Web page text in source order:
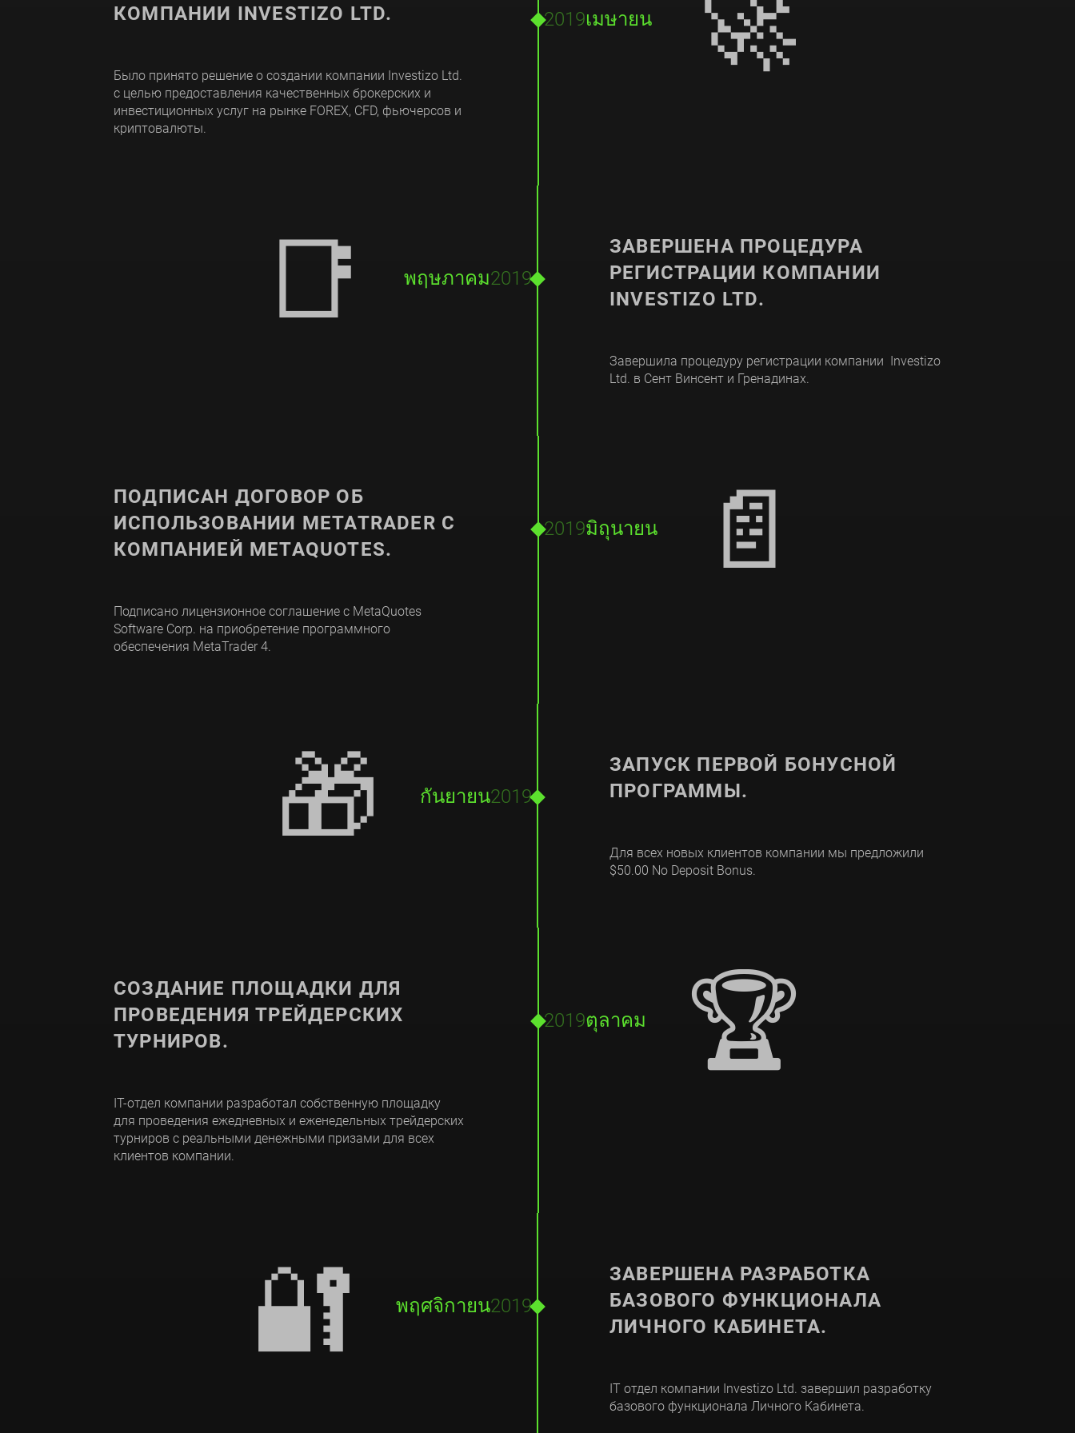
КОМПАНИИ INVESTIZO LTD.
Было принято решение о создании компании Investizo Ltd.
с целью предоставления качественных брокерских и
инвестиционных услуг на рынке FOREX, CFD, фьючерсов и
криптовалюты.
เมษายน
2019
ЗАВЕРШЕНА ПРОЦЕДУРА
РЕГИСТРАЦИИ КОМПАНИИ
INVESTIZO LTD.
Завершила процедуру регистрации компании Investizo
Ltd. в Сент Винсент и Гренадинах.
พฤษภาคม2019
📑
ПОДПИСАН ДОГОВОР ОБ
ИСПОЛЬЗОВАНИИ METATRADER С
КОМПАНИЕЙ METAQUOTES.
Подписано лицензионное соглашение с MetaQuotes
Software Corp. на приобретение программного
обеспечения MetaTrader 4.
มิถุนายน
2019 📄
ЗАПУСК ПЕРВОЙ БОНУСНОЙ
ПРОГРАММЫ.
Для всех новых клиентов компании мы предложили
$50.00 No Deposit Bonus.
กันยายน2019
🎁
СОЗДАНИЕ ПЛОЩАДКИ ДЛЯ
ПРОВЕДЕНИЯ ТРЕЙДЕРСКИХ
ТУРНИРОВ.
IT-отдел компании разработал собственную площадку
для проведения ежедневных и еженедельных трейдерских
турниров с реальными денежными призами для всех
клиентов компании.
ตุลาคม
2019 🏆
ЗАВЕРШЕНА РАЗРАБОТКА
БАЗОВОГО ФУНКЦИОНАЛА
ЛИЧНОГО КАБИНЕТА.
IT отдел компании Investizo Ltd. завершил разработку
базового функционала Личного Кабинета.
พฤศจิกายน2019
🔐